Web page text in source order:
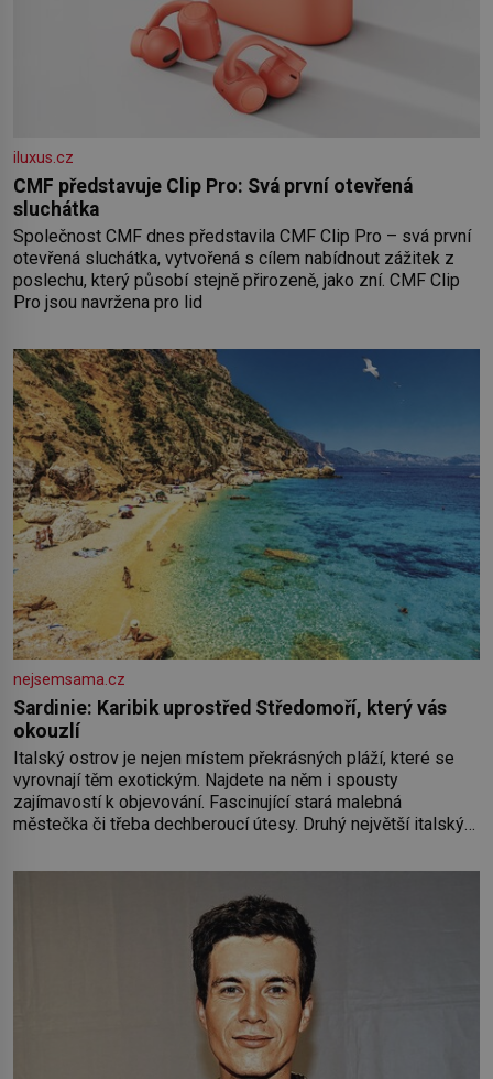
iluxus.cz
CMF představuje Clip Pro: Svá první otevřená
sluchátka
Společnost CMF dnes představila CMF Clip Pro – svá první
otevřená sluchátka, vytvořená s cílem nabídnout zážitek z
poslechu, který působí stejně přirozeně, jako zní. CMF Clip
Pro jsou navržena pro lid
nejsemsama.cz
Sardinie: Karibik uprostřed Středomoří, který vás
okouzlí
Italský ostrov je nejen místem překrásných pláží, které se
vyrovnají těm exotickým. Najdete na něm i spousty
zajímavostí k objevování. Fascinující stará malebná
městečka či třeba dechberoucí útesy. Druhý největší italský
ohromí nejen svými plážemi s bílým pískem jako v Karibiku,
ale i divokou krajinou, také bohatou historií i luxusem.Zjistěte,